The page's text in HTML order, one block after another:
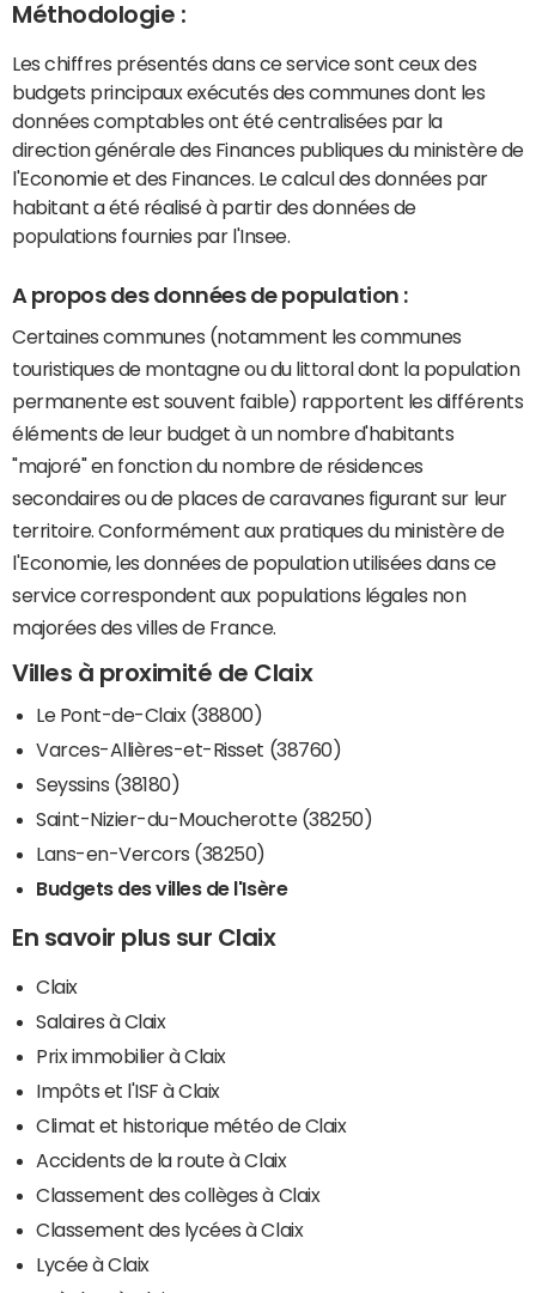
Méthodologie :
Les chiffres présentés dans ce service sont ceux des
budgets principaux exécutés des communes dont les
données comptables ont été centralisées par la
direction générale des Finances publiques du ministère de
l'Economie et des Finances. Le calcul des données par
habitant a été réalisé à partir des données de
populations fournies par l'Insee.
A propos des données de population :
Certaines communes (notamment les communes
touristiques de montagne ou du littoral dont la population
permanente est souvent faible) rapportent les différents
éléments de leur budget à un nombre d'habitants
"majoré" en fonction du nombre de résidences
secondaires ou de places de caravanes figurant sur leur
territoire. Conformément aux pratiques du ministère de
l'Economie, les données de population utilisées dans ce
service correspondent aux populations légales non
majorées des villes de France.
Villes à proximité de Claix
Le Pont-de-Claix (38800)
Varces-Allières-et-Risset (38760)
Seyssins (38180)
Saint-Nizier-du-Moucherotte (38250)
Lans-en-Vercors (38250)
Budgets des villes de l'Isère
En savoir plus sur Claix
Claix
Salaires à Claix
Prix immobilier à Claix
Impôts et l'ISF à Claix
Climat et historique météo de Claix
Accidents de la route à Claix
Classement des collèges à Claix
Classement des lycées à Claix
Lycée à Claix